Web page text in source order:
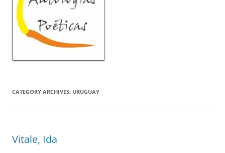
CATEGORY ARCHIVES: URUGUAY
Vitale, Ida